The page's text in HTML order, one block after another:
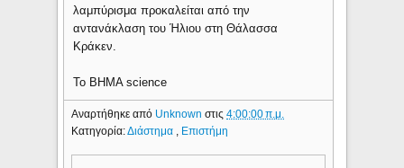
λαμπύρισμα προκαλείται από την
αντανάκλαση του Ήλιου στη Θάλασσα
Κράκεν.
Το ΒΗΜΑ science
Αναρτήθηκε από Unknownστις4:00:00 π.μ.
Κατηγορία:Διάστημα , Επιστήμη